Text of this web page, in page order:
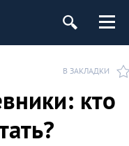
В ЗАКЛАДКИ
кто